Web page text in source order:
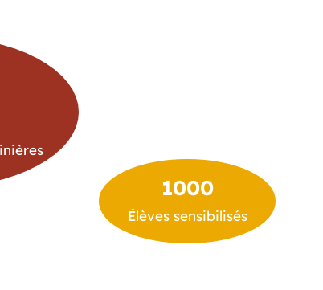
1000
Élèves sensibilisés